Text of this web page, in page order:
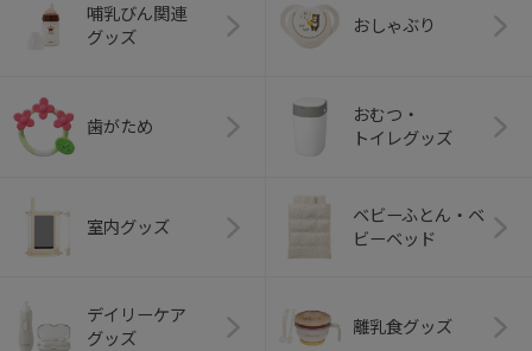
哺乳びん関連
グッズ
おしゃぶり
歯がため
おむつ・
トイレグッズ
室内グッズ
ベビーふとん・ベ
ビーベッド
デイリーケア
グッズ
離乳食グッズ